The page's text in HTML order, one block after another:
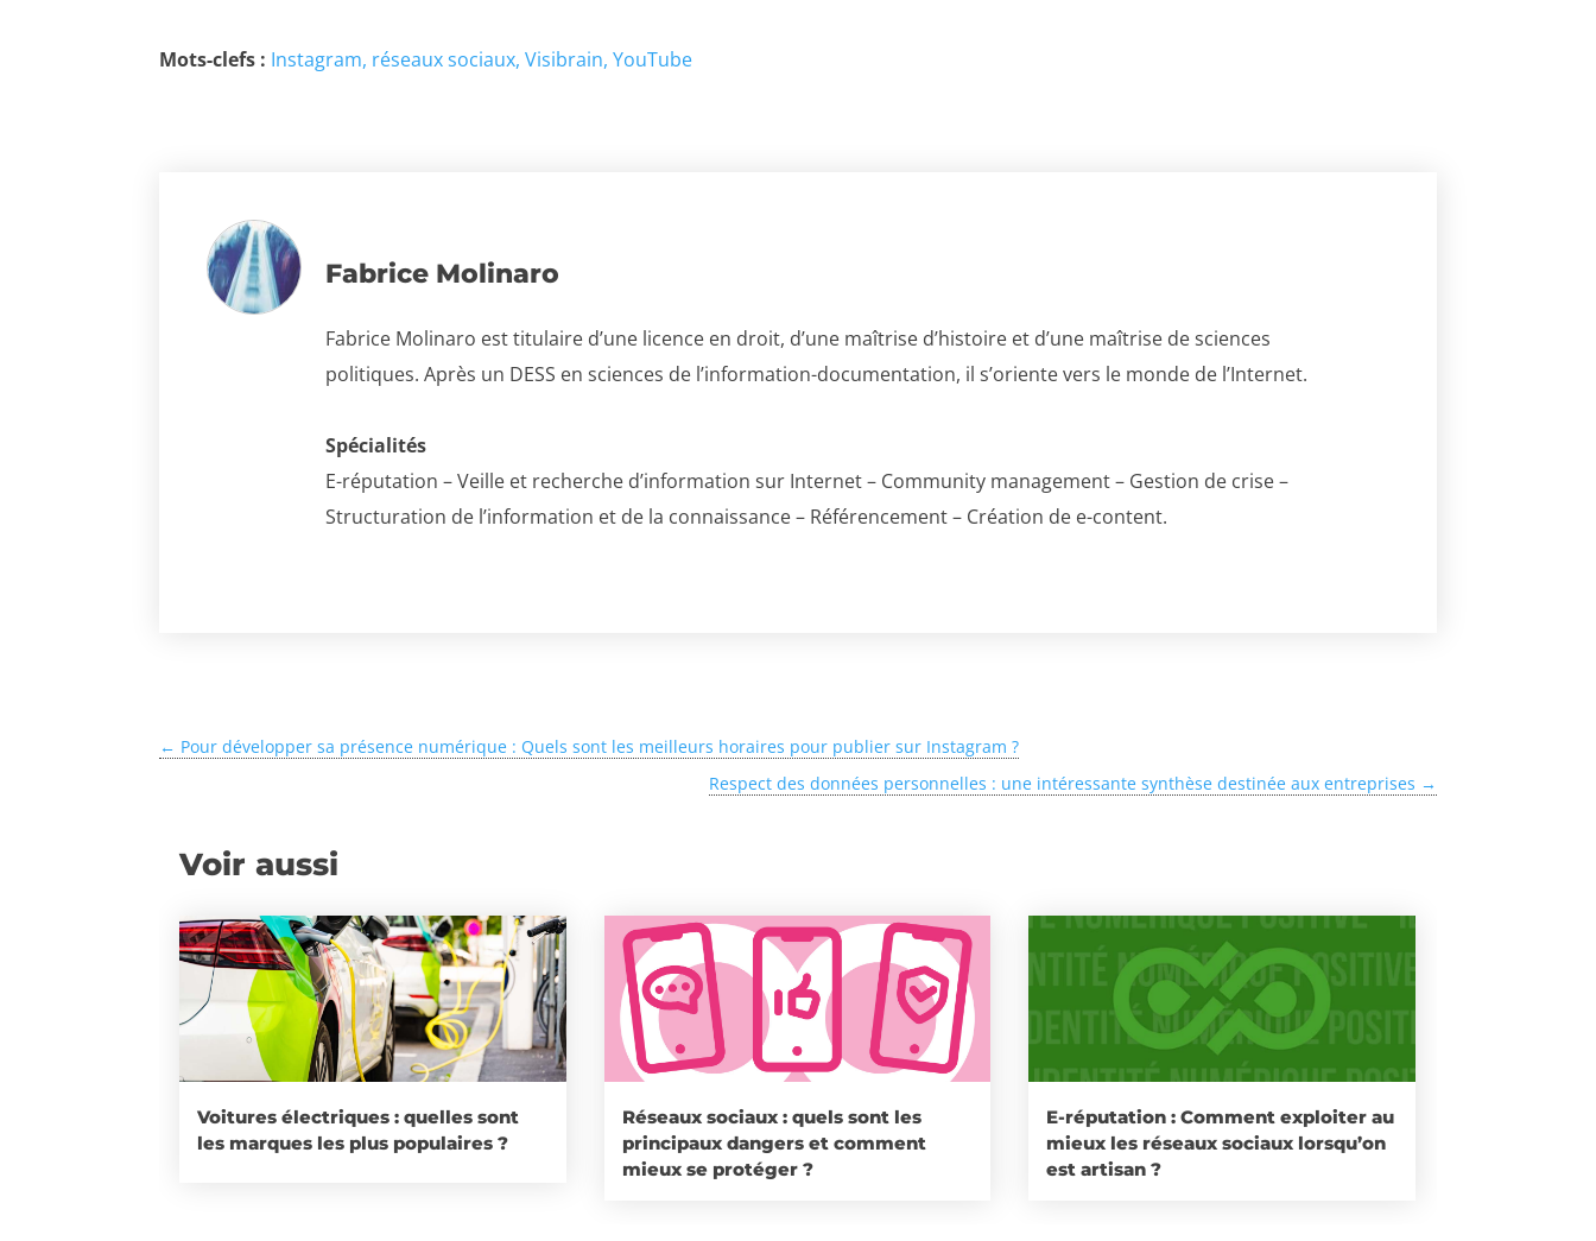
Mots-clefs : Instagram réseaux sociaux Visibrain YouTube
Fabrice Molinaro
Fabrice Molinaro est titulaire d’une licence en droit, d’une maîtrise d’histoire et d’une maîtrise de sciences
politiques. Après un DESS en sciences de l’information-documentation, il s’oriente vers le monde de l’Internet.
Spécialités
E-réputation – Veille et recherche d’information sur Internet – Community management – Gestion de crise –
Structuration de l’information et de la connaissance – Référencement – Création de e-content.
← Pour développer sa présence numérique : Quels sont les meilleurs horaires pour publier sur Instagram ?
Respect des données personnelles : une intéressante synthèse destinée aux entreprises →
Voir aussi
Voitures électriques : quelles sont
les marques les plus populaires ?
Réseaux sociaux : quels sont les
principaux dangers et comment
mieux se protéger ?
E-réputation : Comment exploiter au
mieux les réseaux sociaux lorsqu’on
est artisan ?